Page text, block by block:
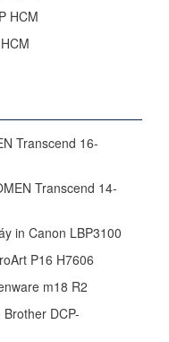
HCM
Transcend 16-
Transcend 14-
in Canon LBP3100
P16 H7606
m18 R2
DCP-